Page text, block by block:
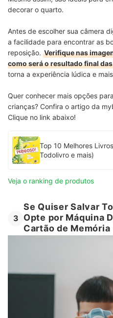
decorar o quarto.
Antes de escolher sua câmera
a facilidade para encontrar as
reposição. Verifique nas
como será o resultado final
torna a experiência lúdica e
Quer conhecer mais opções
crianças? Confira o artigo da
Clique no link abaixo!
Top 10 Melhores Livros Infantis
Todolivro e mais)
Veja o ranking de produtos
3
Se Quiser Salvar
Opte por Máquina
Cartão de Memória